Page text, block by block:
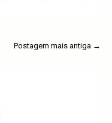
Postagem mais antiga →